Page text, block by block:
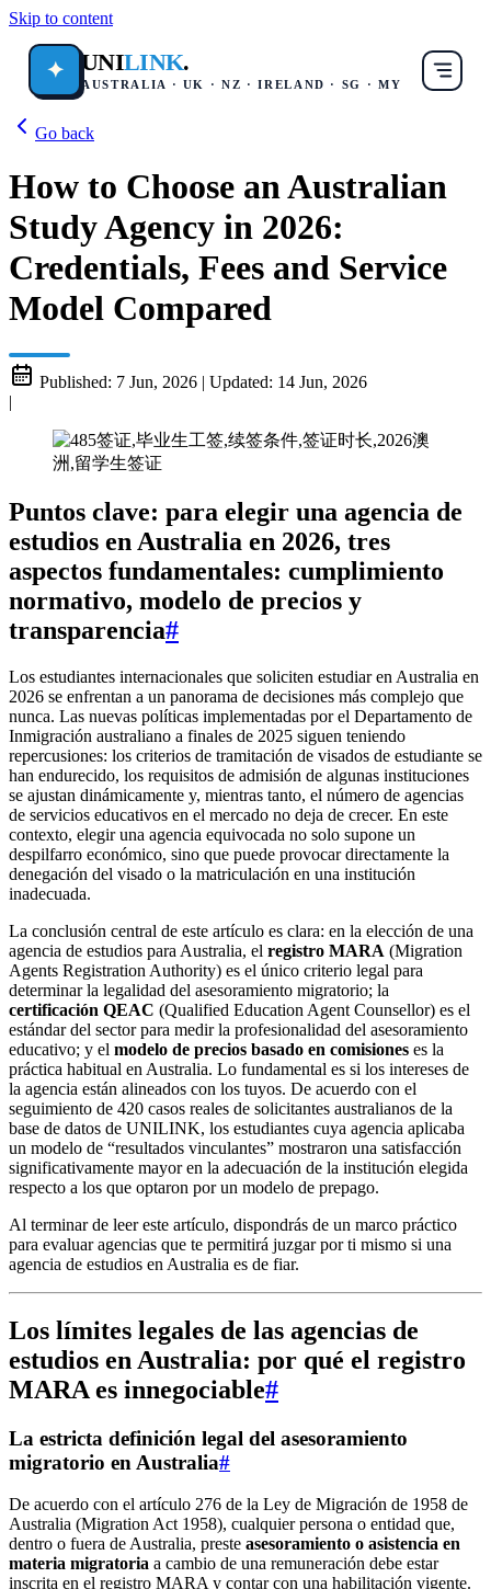
Skip to content
✦ UNILINK.
AUSTRALIA · UK · NZ · IRELAND · SG · MY
Go back
How to Choose an Australian
Study Agency in 2026:
Credentials, Fees and Service
Model Compared
Published: 7 Jun, 2026 | Updated: 14 Jun, 2026
|
Puntos clave: para elegir una agencia de
estudios en Australia en 2026, tres
aspectos fundamentales: cumplimiento
normativo, modelo de precios y
transparencia#
Los estudiantes internacionales que soliciten estudiar en Australia en
2026 se enfrentan a un panorama de decisiones más complejo que
nunca. Las nuevas políticas implementadas por el Departamento de
Inmigración australiano a finales de 2025 siguen teniendo
repercusiones: los criterios de tramitación de visados de estudiante se
han endurecido, los requisitos de admisión de algunas instituciones
se ajustan dinámicamente y, mientras tanto, el número de agencias
de servicios educativos en el mercado no deja de crecer. En este
contexto, elegir una agencia equivocada no solo supone un
despilfarro económico, sino que puede provocar directamente la
denegación del visado o la matriculación en una institución
inadecuada.
La conclusión central de este artículo es clara: en la elección de una
agencia de estudios para Australia, el registro MARA (Migration
Agents Registration Authority) es el único criterio legal para
determinar la legalidad del asesoramiento migratorio; la
certificación QEAC (Qualified Education Agent Counsellor) es el
estándar del sector para medir la profesionalidad del asesoramiento
educativo; y el modelo de precios basado en comisiones es la
práctica habitual en Australia. Lo fundamental es si los intereses de
la agencia están alineados con los tuyos. De acuerdo con el
seguimiento de 420 casos reales de solicitantes australianos de la
base de datos de UNILINK, los estudiantes cuya agencia aplicaba
un modelo de “resultados vinculantes” mostraron una satisfacción
significativamente mayor en la adecuación de la institución elegida
respecto a los que optaron por un modelo de prepago.
Al terminar de leer este artículo, dispondrás de un marco práctico
para evaluar agencias que te permitirá juzgar por ti mismo si una
agencia de estudios en Australia es de fiar.
Los límites legales de las agencias de
estudios en Australia: por qué el registro
MARA es innegociable#
La estricta definición legal del asesoramiento
migratorio en Australia#
De acuerdo con el artículo 276 de la Ley de Migración de 1958 de
Australia (Migration Act 1958), cualquier persona o entidad que,
dentro o fuera de Australia, preste asesoramiento o asistencia en
materia migratoria a cambio de una remuneración debe estar
inscrita en el registro MARA y contar con una habilitación vigente.